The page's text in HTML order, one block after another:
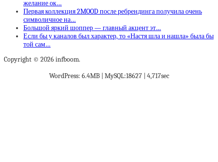
желание ок…
Первая коллекция 2MOOD после ребрендинга получила очень
символичное на…
Большой яркий шоппер — главный акцент эт…
Если бы у каналов был характер, то «Настя шла и нашла» была бы
той сам…
Copyright © 2026 infboom.
WordPress: 6.4MB | MySQL:18627 | 4,717sec